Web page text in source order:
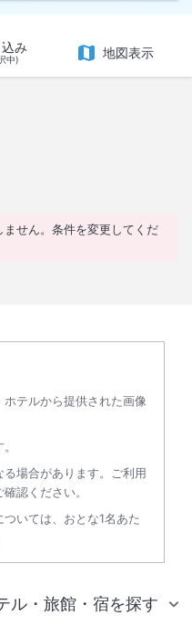
み
中) 地図表示
せん。条件を変更してくだ
テルから提供された画像
場合があります。ご利用
認ください。
いては、おとな1名あた
ル・旅館・宿を探す